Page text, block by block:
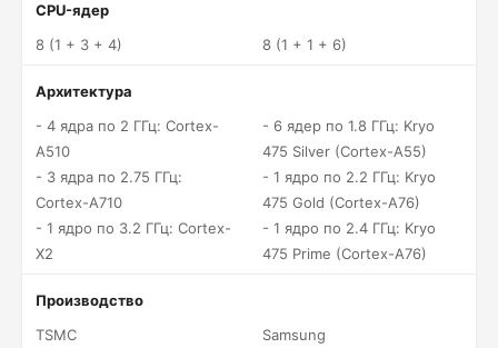
CPU-ядер
8 (1 + 3 + 4)
8 (1 + 1 + 6)
Архитектура
- 4 ядра по 2 ГГц: Cortex-
A510
- 3 ядра по 2.75 ГГц:
Cortex-A710
- 1 ядро по 3.2 ГГц: Cortex-
X2
- 6 ядер по 1.8 ГГц: Kryo
475 Silver (Cortex-A55)
- 1 ядро по 2.2 ГГц: Kryo
475 Gold (Cortex-A76)
- 1 ядро по 2.4 ГГц: Kryo
475 Prime (Cortex-A76)
Производство
TSMC
Samsung